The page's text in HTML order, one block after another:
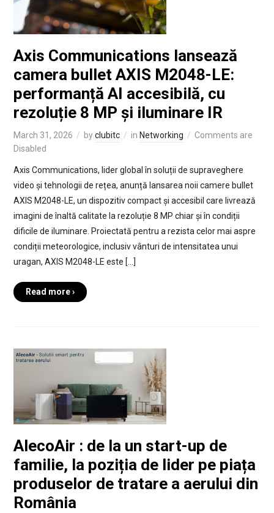
Axis Communications lansează
camera bullet AXIS M2048-LE:
performanță AI accesibilă, cu
rezoluție 8 MP și iluminare IR
March 31, 2026 byclubitc in Networking
Comments are
Disabled
Axis Communications, lider global în soluții de supraveghere
video și tehnologii de rețea, anunță lansarea noii camere bullet
AXIS M2048-LE, un dispozitiv compact și accesibil care livrează
imagini de înaltă calitate la rezoluție 8 MP chiar și în condiții
dificile de iluminare. Proiectată pentru a rezista celor mai aspre
condiții meteorologice, inclusiv vânturi de intensitatea unui
uragan, AXIS M2048-LE este […]
Read more ›
AlecoAir : de la un start-up de
familie, la poziția de lider pe piața
produselor de tratare a aerului din
România